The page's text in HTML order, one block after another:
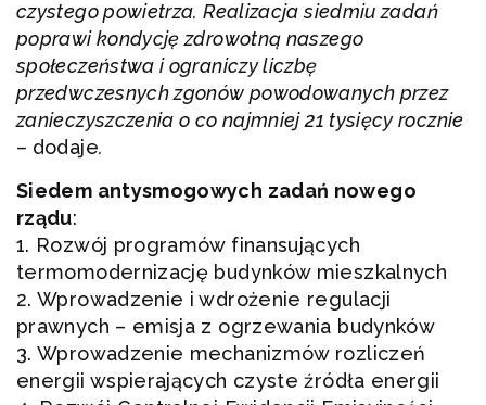
czystego powietrza. Realizacjasiedmiuzadań
poprawi kondycję zdrowotną naszego
społeczeństwa i ograniczy liczbę
przedwczesnych zgonów powodowanych przez
zanieczyszczenia o co najmniej 21 tysięcy rocznie
– dodaje.
Siedem antysmogowych zadań nowego
rządu:
1. Rozwój programów finansujących
termomodernizację budynków mieszkalnych
2. Wprowadzenie i wdrożenie regulacji
prawnych – emisja z ogrzewania budynków
3. Wprowadzenie mechanizmów rozliczeń
energii wspierających czyste źródła energii